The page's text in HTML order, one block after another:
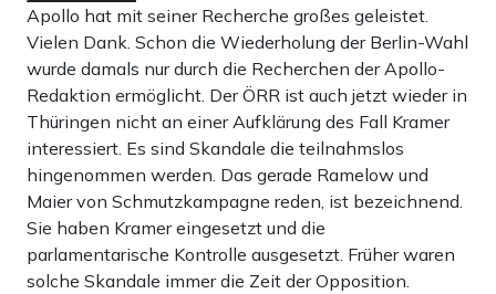
Apollo hat mit seiner Recherche großes geleistet.
Vielen Dank. Schon die Wiederholung der Berlin-Wahl
wurde damals nur durch die Recherchen der Apollo-
Redaktion ermöglicht. Der ÖRR ist auch jetzt wieder in
Thüringen nicht an einer Aufklärung des Fall Kramer
interessiert. Es sind Skandale die teilnahmslos
hingenommen werden. Das gerade Ramelow und
Maier von Schmutzkampagne reden, ist bezeichnend.
Sie haben Kramer eingesetzt und die
parlamentarische Kontrolle ausgesetzt. Früher waren
solche Skandale immer die Zeit der Opposition.